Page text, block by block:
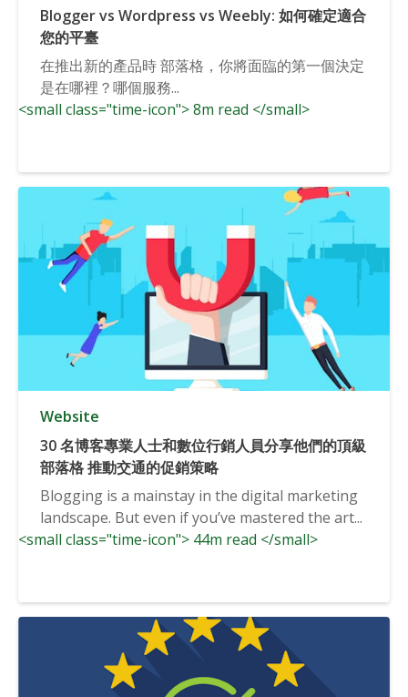
Blogger vs Wordpress vs Weebly: 如何確定適合
您的平臺
在推出新的產品時 部落格，你將面臨的第一個決定
是在哪裡？哪個服務...
<small class="time-icon"> 8m read </small>
Website
30 名博客專業人士和數位行銷人員分享他們的頂級
部落格 推動交通的促銷策略
Blogging is a mainstay in the digital marketing
landscape. But even if you’ve mastered the art...
<small class="time-icon"> 44m read </small>